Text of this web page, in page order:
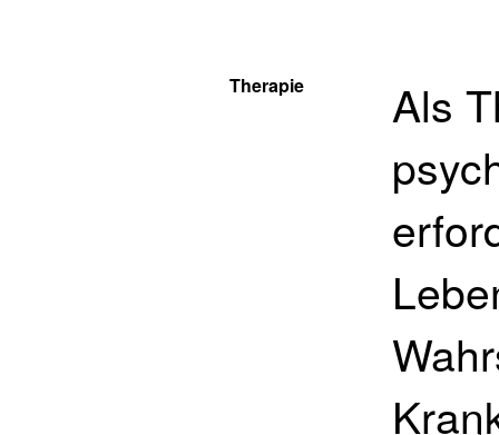
Therapie
Als